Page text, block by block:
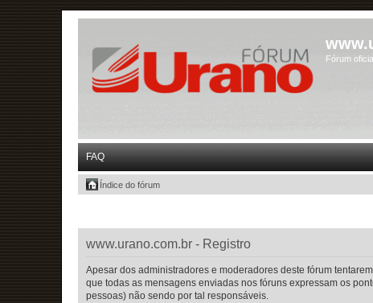
Fórum
FAQ
Índice do fórum
www.urano.com.br - Registro
Apesar dos administradores e moderadores deste fórum
que todas as mensagens enviadas nos fóruns expressam os
pessoas) não sendo por tal responsáveis.